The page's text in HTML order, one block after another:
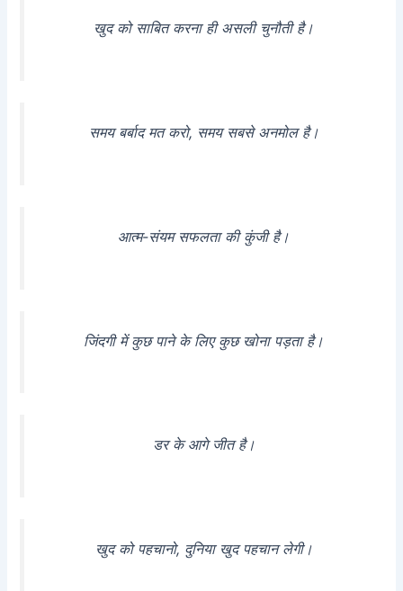
खुद को साबित करना ही असली चुनौती है।
समय बर्बाद मत करो, समय सबसे अनमोल है।
आत्म-संयम सफलता की कुंजी है।
जिंदगी में कुछ पाने के लिए कुछ खोना पड़ता है।
डर के आगे जीत है।
खुद को पहचानो, दुनिया खुद पहचान लेगी।